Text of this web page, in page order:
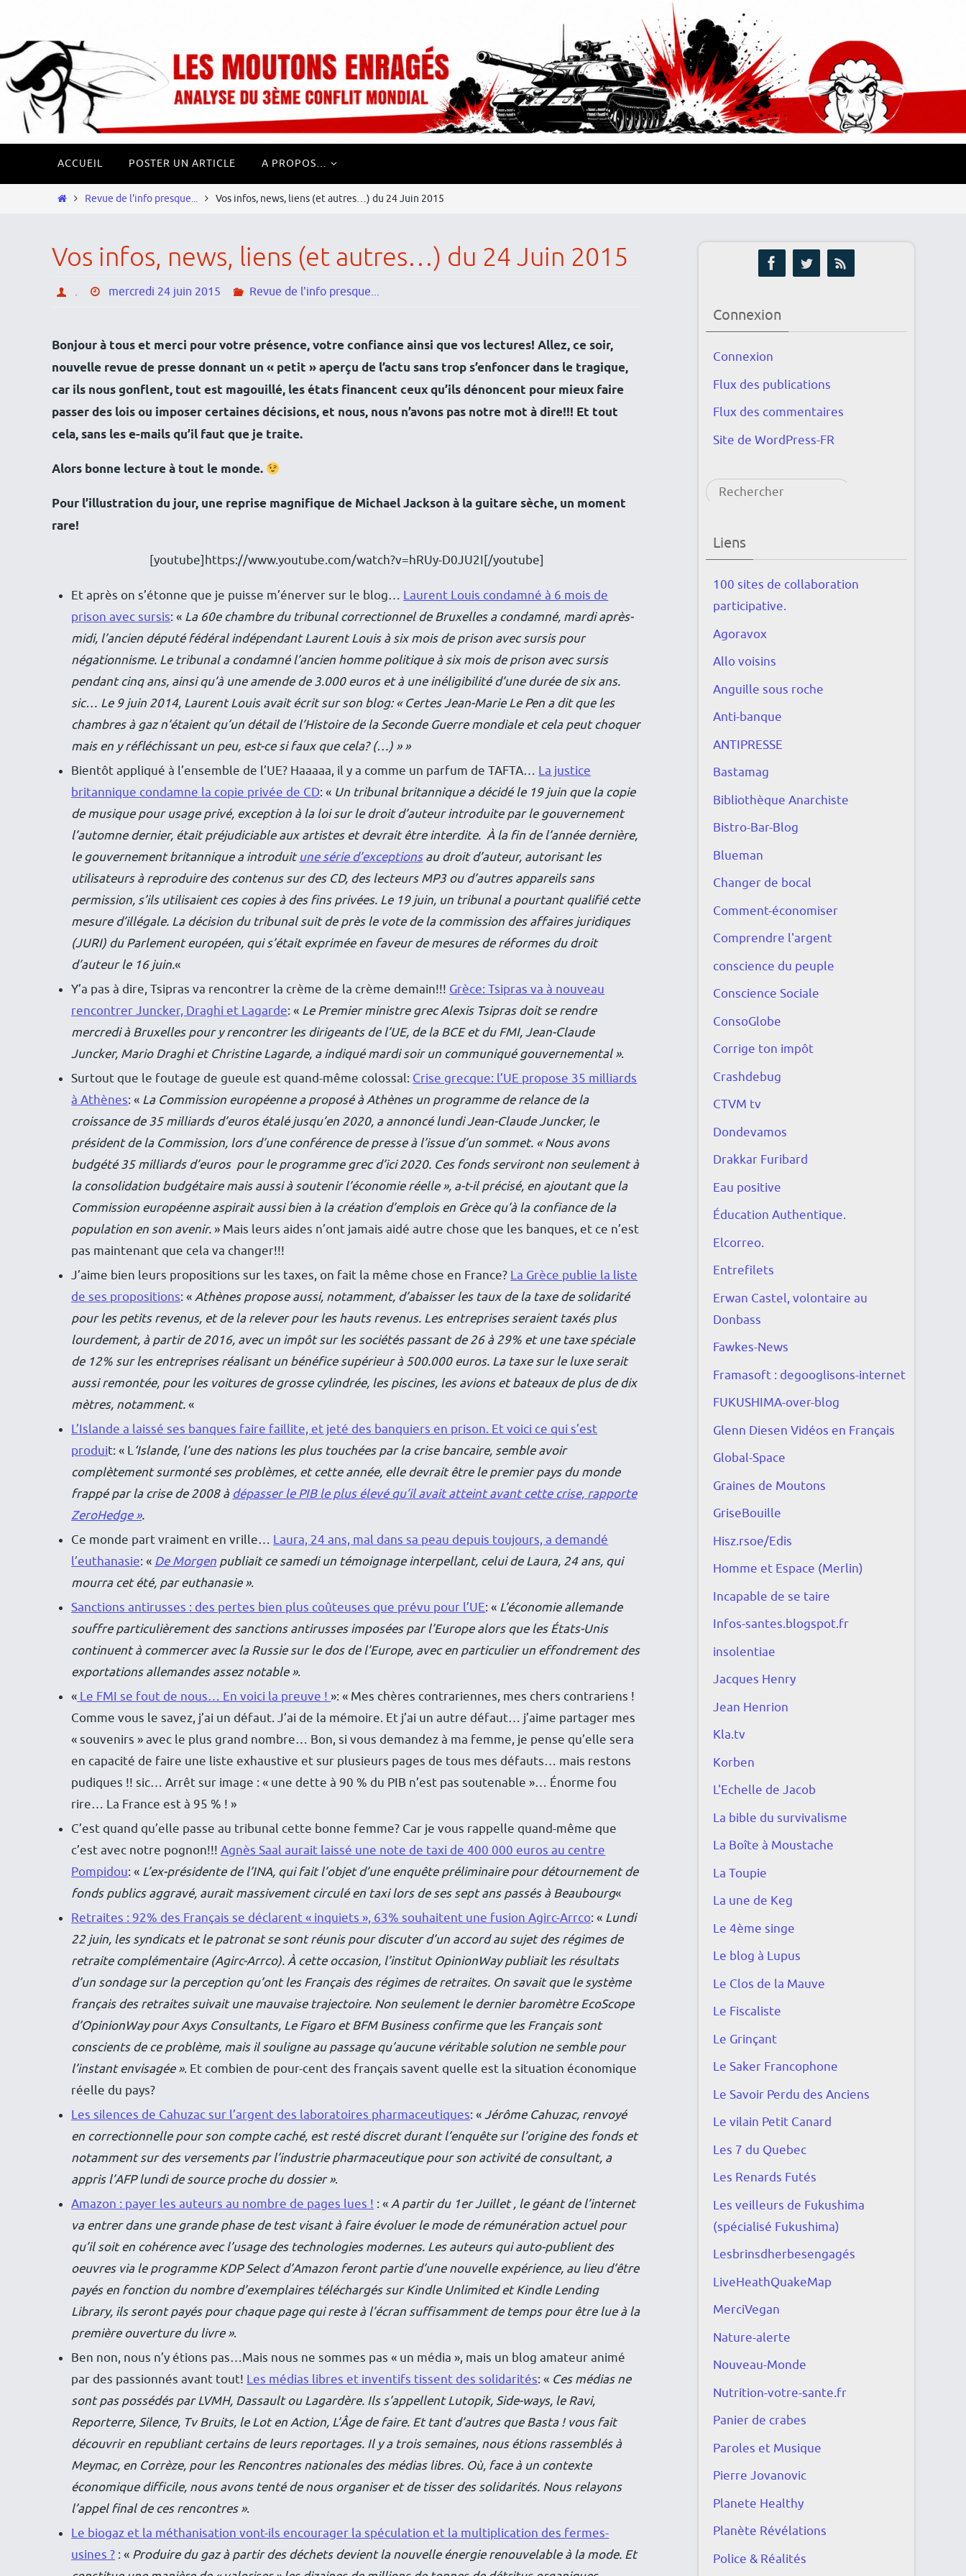
le
contenu
le
ACCUEIL POSTER UN ARTICLE A PROPOS…
HomeRevue de l'info presque... Vos infos, news, liens (et autres…) du 24 Juin 2015
Vos infos, news, liens (et autres…) du 24 Juin 2015
. mercredi 24 juin 2015 Revue de l'info presque...
Bonjour à tous et merci pour votre présence, votre confiance ainsi que vos lectures! Allez, ce soir,
nouvelle revue de presse donnant un « petit » aperçu de l’actu sans trop s’enfoncer dans le tragique,
car ils nous gonflent, tout est magouillé, les états financent ceux qu’ils dénoncent pour mieux faire
passer des lois ou imposer certaines décisions, et nous, nous n’avons pas notre mot à dire!!! Et tout
cela, sans les e-mails qu’il faut que je traite.
Alors bonne lecture à tout le monde.
Pour l’illustration du jour, une reprise magnifique de Michael Jackson à la guitare sèche, un moment
rare!
[youtube]https://www.youtube.com/watch?v=hRUy-D0JU2I[/youtube]
Et après on s’étonne que je puisse m’énerver sur le blog… Laurent Louis condamné à 6 mois de
prison avec sursis: « La 60e chambre du tribunal correctionnel de Bruxelles a condamné, mardi après-
midi, l’ancien député fédéral indépendant Laurent Louis à six mois de prison avec sursis pour
négationnisme. Le tribunal a condamné l’ancien homme politique à six mois de prison avec sursis
pendant cinq ans, ainsi qu’à une amende de 3.000 euros et à une inéligibilité d’une durée de six ans.
sic… Le 9 juin 2014, Laurent Louis avait écrit sur son blog: « Certes Jean-­Marie Le Pen a dit que les
chambres à gaz n’étaient qu’un détail de l’Histoire de la Seconde Guerre mondiale et cela peut choquer
mais en y réfléchissant un peu, est-ce si faux que cela? (…) » »
Bientôt appliqué à l’ensemble de l’UE? Haaaaa, il y a comme un parfum de TAFTA… La justice
britannique condamne la copie privée de CD: « Un tribunal britannique a décidé le 19 juin que la copie
de musique pour usage privé, exception à la loi sur le droit d’auteur introduite par le gouvernement
l’automne dernier, était préjudiciable aux artistes et devrait être interdite. À la fin de l’année dernière,
le gouvernement britannique a introduitune série d’exceptionsau droit d’auteur, autorisant les
utilisateurs à reproduire des contenus sur des CD, des lecteurs MP3 ou d’autres appareils sans
permission, s’ils utilisaient ces copies à des fins privées. Le 19 juin, un tribunal a pourtant qualifié cette
mesure d’illégale. La décision du tribunal suit de près le vote de la commission des affaires juridiques
(JURI) du Parlement européen, qui s’était exprimée en faveur de mesures de réformes du droit
d’auteur le 16 juin.«
Y’a pas à dire, Tsipras va rencontrer la crème de la crème demain!!! Grèce: Tsipras va à nouveau
rencontrer Juncker, Draghi et Lagarde: « Le Premier ministre grec Alexis Tsipras doit se rendre
mercredi à Bruxelles pour y rencontrer les dirigeants de l’UE, de la BCE et du FMI, Jean-Claude
Juncker, Mario Draghi et Christine Lagarde, a indiqué mardi soir un communiqué gouvernemental ».
Surtout que le foutage de gueule est quand-même colossal: Crise grecque: l’UE propose 35 milliards
à Athènes: « La Commission européenne a proposé à Athènes un programme de relance de la
croissance de 35 milliards d’euros étalé jusqu’en 2020, a annoncé lundi Jean-Claude Juncker, le
président de la Commission, lors d’une conférence de presse à l’issue d’un sommet. « Nous avons
budgété 35 milliards d’euros pour le programme grec d’ici 2020. Ces fonds serviront non seulement à
la consolidation budgétaire mais aussi à soutenir l’économie réelle », a-t-il précisé, en ajoutant que la
Commission européenne aspirait aussi bien à la création d’emplois en Grèce qu’à la confiance de la
population en son avenir. » Mais leurs aides n’ont jamais aidé autre chose que les banques, et ce n’est
pas maintenant que cela va changer!!!
J’aime bien leurs propositions sur les taxes, on fait la même chose en France? La Grèce publie la liste
de ses propositions: «Athènes propose aussi, notamment, d’abaisser les taux de la taxe de solidarité
pour les petits revenus, et de la relever pour les hauts revenus. Les entreprises seraient taxés plus
lourdement, à partir de 2016, avec un impôt sur les sociétés passant de 26 à 29% et une taxe spéciale
de 12% sur les entreprises réalisant un bénéfice supérieur à 500.000 euros. La taxe sur le luxe serait
aussi remontée, pour les voitures de grosse cylindrée, les piscines, les avions et bateaux de plus de dix
mètres, notamment.«
L’Islande a laissé ses banques faire faillite, et jeté des banquiers en prison. Et voici ce qui s’est
produit: « L‘Islande, l’une des nations les plus touchées par la crise bancaire, semble avoir
complètement surmonté ses problèmes, et cette année, elle devrait être le premier pays du monde
frappé par la crise de 2008 àdépasser le PIB le plus élevé qu’il avait atteint avant cette crise, rapporte
ZeroHedge ».
Ce monde part vraiment en vrille… Laura, 24 ans, mal dans sa peau depuis toujours, a demandé
l’euthanasie: « De Morgen publiait ce samedi un témoignage interpellant, celui de Laura, 24 ans, qui
mourra cet été, par euthanasie ».
Sanctions antirusses : des pertes bien plus coûteuses que prévu pour l’UE: « L’économie allemande
souffre particulièrement des sanctions antirusses imposées par l’Europe alors que les États-Unis
continuent à commercer avec la Russie sur le dos de l’Europe, avec en particulier un effondrement des
exportations allemandes assez notable ».
« Le FMI se fout de nous… En voici la preuve ! »: « Mes chères contrariennes, mes chers contrariens !
Comme vous le savez, j’ai un défaut. J’ai de la mémoire. Et j’ai un autre défaut… j’aime partager mes
« souvenirs » avec le plus grand nombre… Bon, si vous demandez à ma femme, je pense qu’elle sera
en capacité de faire une liste exhaustive et sur plusieurs pages de tous mes défauts… mais restons
pudiques !! sic… Arrêt sur image : « une dette à 90 % du PIB n’est pas soutenable »… Énorme fou
rire… La France est à 95 % ! »
C’est quand qu’elle passe au tribunal cette bonne femme? Car je vous rappelle quand-même que
c’est avec notre pognon!!!Agnès Saal aurait laissé une note de taxi de 400 000 euros au centre
Pompidou: « L’ex-présidente de l’INA, qui fait l’objet d’une enquête préliminaire pour détournement de
fonds publics aggravé, aurait massivement circulé en taxi lors de ses sept ans passés à Beaubourg«
Retraites : 92% des Français se déclarent « inquiets », 63% souhaitent une fusion Agirc-Arrco: « Lundi
22 juin, les syndicats et le patronat se sont réunis pour discuter d’un accord au sujet des régimes de
retraite complémentaire (Agirc-Arrco). À cette occasion, l’institut OpinionWay publiait les résultats
d’un sondage sur la perception qu’ont les Français des régimes de retraites. On savait que le système
français des retraites suivait une mauvaise trajectoire. Non seulement le dernier baromètre EcoScope
d’OpinionWay pour Axys Consultants, Le Figaro et BFM Business confirme que les Français sont
conscients de ce problème, mais il souligne au passage qu’aucune véritable solution ne semble pour
l’instant envisagée ». Et combien de pour-cent des français savent quelle est la situation économique
réelle du pays?
Les silences de Cahuzac sur l’argent des laboratoires pharmaceutiques: «Jérôme Cahuzac, renvoyé
en correctionnelle pour son compte caché, est resté discret durant l’enquête sur l’origine des fonds et
notamment sur des versements par l’industrie pharmaceutique pour son activité de consultant, a
appris l’AFP lundi de source proche du dossier ».
Amazon : payer les auteurs au nombre de pages lues ! : «A partir du 1er Juillet , le géant de l’internet
va entrer dans une grande phase de test visant à faire évoluer le mode de rémunération actuel pour
qu’il soit en cohérence avec l’usage des technologies modernes. Les auteurs qui auto-publient des
oeuvres via le programme KDP Select d’Amazon feront partie d’une nouvelle expérience, au lieu d’être
payés en fonction du nombre d’exemplaires téléchargés sur Kindle Unlimited et Kindle Lending
Library, ils seront payés pour chaque page qui reste à l’écran suffisamment de temps pour être lue à la
première ouverture du livre ».
Ben non, nous n’y étions pas…Mais nous ne sommes pas « un média », mais un blog amateur animé
par des passionnés avant tout! Les médias libres et inventifs tissent des solidarités: « Ces médias ne
sont pas possédés par LVMH, Dassault ou Lagardère. Ils s’appellent Lutopik, Side-ways, le Ravi,
Reporterre, Silence, Tv Bruits, le Lot en Action, L’Âge de faire. Et tant d’autres que Basta ! vous fait
découvrir en republiant certains de leurs reportages. Il y a trois semaines, nous étions rassemblés à
Meymac, en Corrèze, pour les Rencontres nationales des médias libres. Où, face à un contexte
économique difficile, nous avons tenté de nous organiser et de tisser des solidarités. Nous relayons
l’appel final de ces rencontres ».
Le biogaz et la méthanisation vont-ils encourager la spéculation et la multiplication des fermes-
usines ? : « Produire du gaz à partir des déchets devient la nouvelle énergie renouvelable à la mode. Et
Connexion
Connexion
Flux des publications
Flux des commentaires
Site de WordPress-FR
Rechercher
Liens
100 sites de collaboration
participative.
Agoravox
Allo voisins
Anguille sous roche
Anti-banque
ANTIPRESSE
Bastamag
Bibliothèque Anarchiste
Bistro-Bar-Blog
Blueman
Changer de bocal
Comment-économiser
Comprendre l'argent
conscience du peuple
Conscience Sociale
ConsoGlobe
Corrige ton impôt
Crashdebug
CTVM tv
Dondevamos
Drakkar Furibard
Eau positive
Éducation Authentique.
Elcorreo.
Entrefilets
Erwan Castel, volontaire au
Donbass
Fawkes-News
Framasoft : degooglisons-internet
FUKUSHIMA-over-blog
Glenn Diesen Vidéos en Français
Global-Space
Graines de Moutons
GriseBouille
Hisz.rsoe/Edis
Homme et Espace (Merlin)
Incapable de se taire
Infos-santes.blogspot.fr
insolentiae
Jacques Henry
Jean Henrion
Kla.tv
Korben
L'Echelle de Jacob
La bible du survivalisme
La Boîte à Moustache
La Toupie
La une de Keg
Le 4ème singe
Le blog à Lupus
Le Clos de la Mauve
Le Fiscaliste
Le Grinçant
Le Saker Francophone
Le Savoir Perdu des Anciens
Le vilain Petit Canard
Les 7 du Quebec
Les Renards Futés
Les veilleurs de Fukushima
(spécialisé Fukushima)
Lesbrinsdherbesengagés
LiveHeathQuakeMap
MerciVegan
Nature-alerte
Nouveau-Monde
Nutrition-votre-sante.fr
Panier de crabes
Paroles et Musique
Pierre Jovanovic
Planete Healthy
Planète Révélations
Police & Réalités